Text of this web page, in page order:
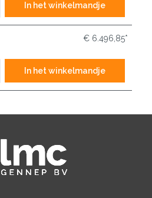
In het winkelmandje
€ 6.496,85*
In het winkelmandje